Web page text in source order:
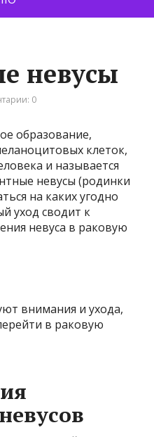
невусы
0
образование,
клеток,
и называется
невусы (родинки
на каких угодно
уход сводит к
невуса в раковую
внимания и ухода,
в раковую